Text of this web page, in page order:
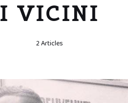
I VICINI
2 Articles